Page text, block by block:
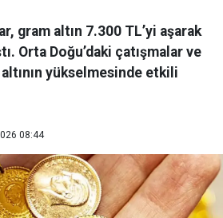
gram altın 7.300 TL’yi aşarak
Orta Doğu’daki çatışmalar ve
altının yükselmesinde etkili
08:44